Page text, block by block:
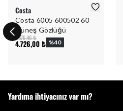
Costa
Costa 6005 600502 60
Güneş Gözlüğü
7.876,46 ₺
4.726,00 ₺ %40
Yardıma ihtiyacınız var mı?